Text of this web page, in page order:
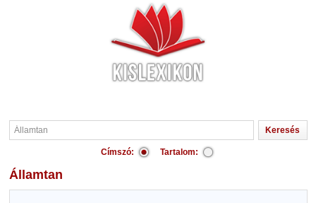
Címszó: Tartalom:
Államtan